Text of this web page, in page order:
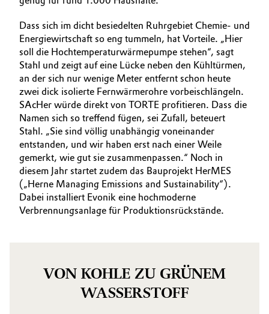
Dass sich im dicht besiedelten Ruhrgebiet Chemie- und
Energiewirtschaft so eng tummeln, hat Vorteile. „Hier
soll die Hochtemperaturwärmepumpe stehen“, sagt
Stahl und zeigt auf eine Lücke neben den Kühltürmen,
an der sich nur wenige Meter entfernt schon heute
zwei dick isolierte Fernwärmerohre vorbeischlängeln.
SAcHer würde direkt von TORTE profitieren. Dass die
Namen sich so treffend fügen, sei Zufall, beteuert
Stahl. „Sie sind völlig unabhängig voneinander
entstanden, und wir haben erst nach einer Weile
gemerkt, wie gut sie zusammenpassen.“ Noch in
diesem Jahr startet zudem das Bauprojekt HerMES
(„Herne Managing Emissions and Sustainability“).
Dabei installiert Evonik eine hochmoderne
Verbrennungsanlage für Produktionsrückstände.
VON KOHLE ZU GRÜNEM
WASSERSTOFF